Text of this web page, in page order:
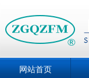
网站首页